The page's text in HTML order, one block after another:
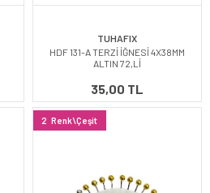
TUHAFIX
HDF 131-A TERZİ İĞNESİ 4X38MM
ALTIN 72,Lİ
35,00 TL
2 Renk\Çeşit